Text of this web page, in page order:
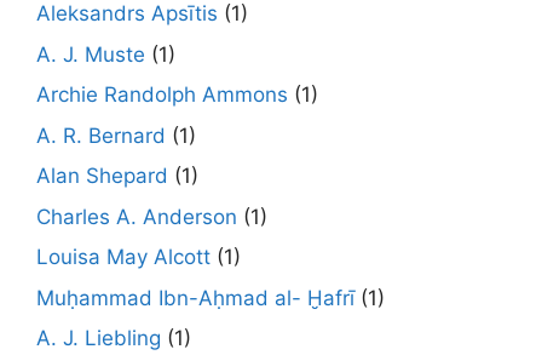
Aleksandrs Apsītis (1)
A. J. Muste (1)
Archie Randolph Ammons (1)
A. R. Bernard (1)
Alan Shepard (1)
Charles A. Anderson (1)
Louisa May Alcott (1)
Muḥammad Ibn-Aḥmad al- Ḫafrī(1)
A. J. Liebling (1)